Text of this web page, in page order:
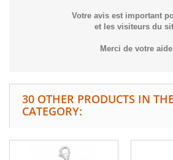
Votre avis est important
et les visiteurs du
Merci de votre
30 OTHER PRODUCTS IN
CATEGORY: